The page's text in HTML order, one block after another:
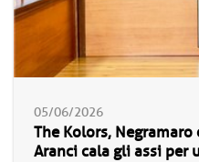
05/06/2026
The Kolors,
Aranci cala gli assi per